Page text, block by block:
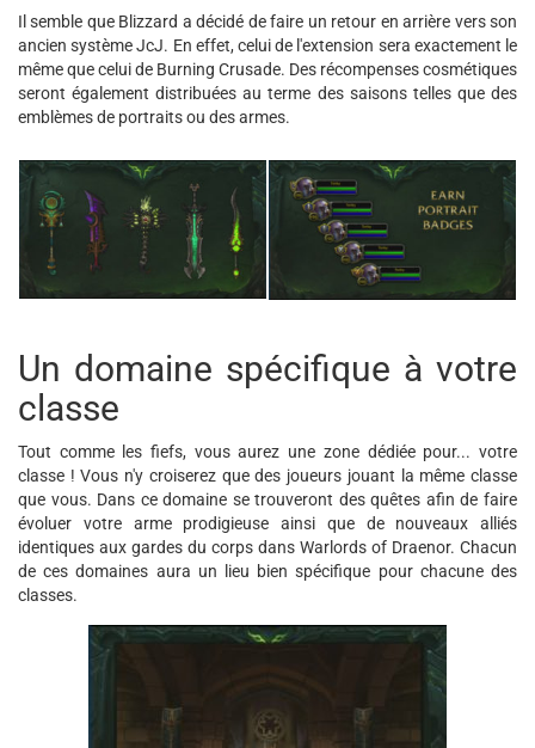
Il semble que Blizzard a décidé de faire un retour en arrière vers son
ancien système JcJ. En effet, celui de l'extension sera exactement le
même que celui de Burning Crusade. Des récompenses cosmétiques
seront également distribuées au terme des saisons telles que des
emblèmes de portraits ou des armes.
Un domaine spécifique à votre
classe
Tout comme les fiefs, vous aurez une zone dédiée pour... votre
classe ! Vous n'y croiserez que des joueurs jouant la même classe
que vous. Dans ce domaine se trouveront des quêtes afin de faire
évoluer votre arme prodigieuse ainsi que de nouveaux alliés
identiques aux gardes du corps dans Warlords of Draenor. Chacun
de ces domaines aura un lieu bien spécifique pour chacune des
classes.